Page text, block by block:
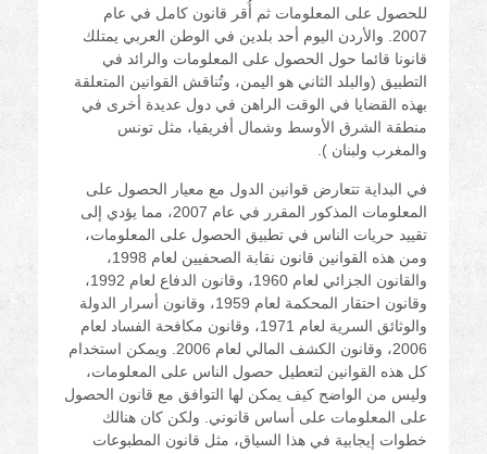
للحصول على المعلومات ثم أُقر قانون كامل في عام
2007. والأردن اليوم أحد بلدين في الوطن العربي يمتلك
قانونا قائما حول الحصول على المعلومات والرائد في
التطبيق (والبلد الثاني هو اليمن، وتُناقش القوانين المتعلقة
بهذه القضايا في الوقت الراهن في دول عديدة أخرى في
منطقة الشرق الأوسط وشمال أفريقيا، مثل تونس
والمغرب ولبنان ).
في البداية تتعارض قوانين الدول مع معيار الحصول على
المعلومات المذكور المقرر في عام 2007، مما يؤدي إلى
تقييد حريات الناس في تطبيق الحصول على المعلومات،
ومن هذه القوانين قانون نقابة الصحفيين لعام 1998،
والقانون الجزائي لعام 1960، وقانون الدفاع لعام 1992،
وقانون احتقار المحكمة لعام 1959، وقانون أسرار الدولة
والوثائق السرية لعام 1971، وقانون مكافحة الفساد لعام
2006، وقانون الكشف المالي لعام 2006. ويمكن استخدام
كل هذه القوانين لتعطيل حصول الناس على المعلومات،
وليس من الواضح كيف يمكن لها التوافق مع قانون الحصول
على المعلومات على أساس قانوني. ولكن كان هنالك
خطوات إيجابية في هذا السياق، مثل قانون المطبوعات